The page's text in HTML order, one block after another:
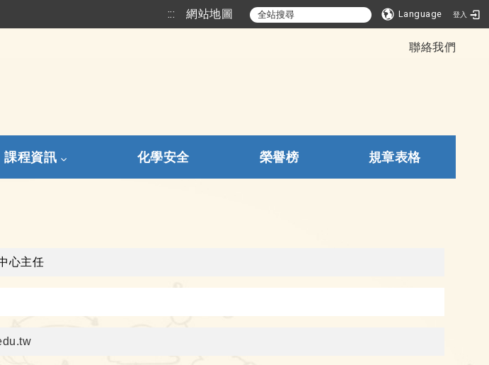
::: 網站地圖 Language 登入
聯絡我們
課程資訊 化學安全 榮譽榜 規章表格
心主任